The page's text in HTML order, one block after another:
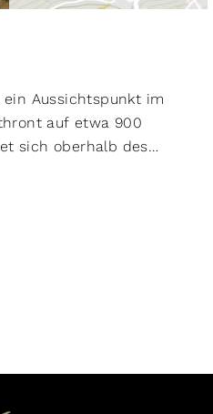
ein Aussichtspunkt im
auf etwa 900
sich oberhalb des
Nähe